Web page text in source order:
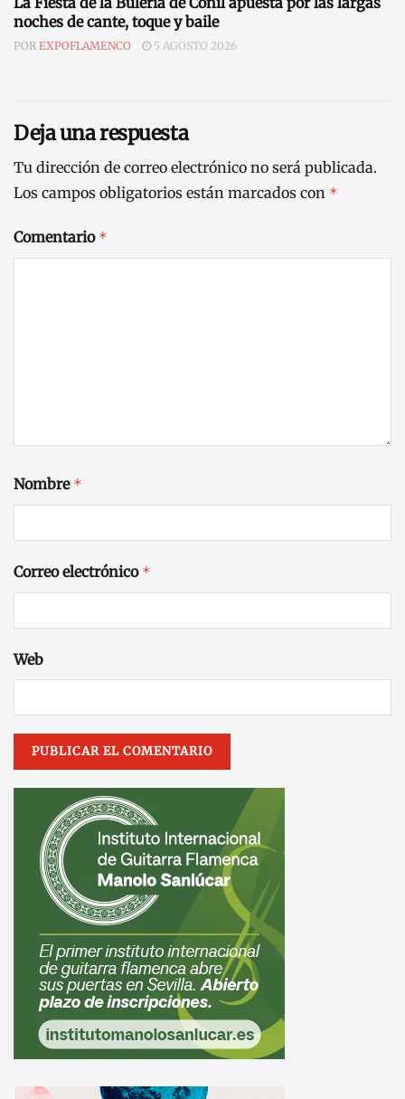
noches de cante, toque y baile
POR EXPOFLAMENCO 5 AGOSTO 2026
Deja una respuesta
Tu dirección de correo electrónico no será publicada.
Los campos obligatorios están marcados con *
Comentario *
Nombre *
Correo electrónico *
Web